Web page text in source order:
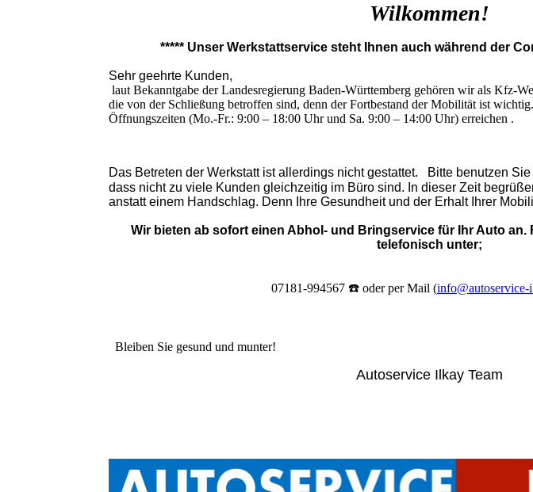
Wilkommen!
***** Unser Werkstattservice steht Ihnen auch während der
Sehr geehrte Kunden,
laut Bekanntgabe der Landesregierung Baden-Württemberg gehören wir als Kfz-
die von der Schließung betroffen sind, denn der Fortbestand der Mobilität ist
Öffnungszeiten (Mo.-Fr.: 9:00 – 18:00 Uhr und Sa. 9:00 – 14:00 Uhr) erreichen .
Das Betreten der Werkstatt ist allerdings nicht gestattet. Bitte benutzen
dass nicht zu viele Kunden gleichzeitig im Büro sind. In dieser Zeit
anstatt einem Handschlag. Denn Ihre Gesundheit und der Erhalt Ihrer
Wir bieten ab sofort einen Abhol- und Bringservice für Ihr Auto an.
telefonisch unter;
07181-994567 ☎️ oder per Mail (info@autoservice-
Bleiben Sie gesund und munter!
Autoservice Ilkay Team